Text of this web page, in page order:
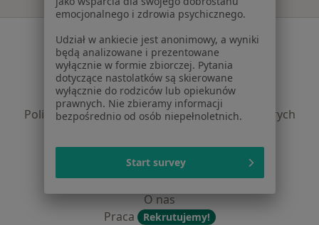
Serwis
Regulamin
Polityka prywatności pacjentów
Polityka prywatności profesjonalistów
Polityka prywatności dla profesjonalistów, których
Polityka cookies
Jak działają wyniki wyszukiwania
Dostępność
O nas
Praca
Rekrutujemy!
emocjonalnego i zdrowia psychicznego.
Udział w ankiecie jest anonimowy, a wyniki
będą analizowane i prezentowane
wyłącznie w formie zbiorczej. Pytania
dotyczące nastolatków są skierowane
wyłącznie do rodziców lub opiekunów
prawnych. Nie zbieramy informacji
bezpośrednio od osób niepełnoletnich.
Start survey